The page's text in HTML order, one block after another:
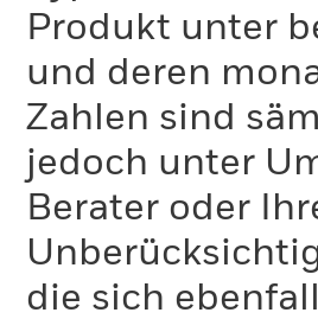
Produkt unter
und deren
Zahlen sind
jedoch unter
Berater oder
die sich